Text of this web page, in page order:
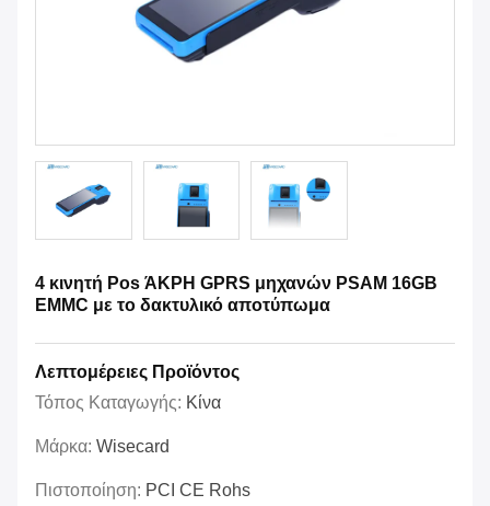
4 κινητή Pos ΆΚΡΗ GPRS μηχανών PSAM 16GB
EMMC με το δακτυλικό αποτύπωμα
Λεπτομέρειες Προϊόντος
Τόπος Καταγωγής: Κίνα
Μάρκα: Wisecard
Πιστοποίηση: PCI CE Rohs